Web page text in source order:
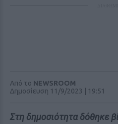
Από το NEWSROOM
Δημοσίευση 11/9/2023 | 19:51
Στη δημοσιότητα δόθηκε